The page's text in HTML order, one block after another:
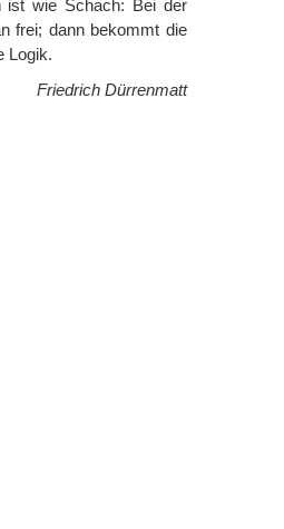
ist wie Schach: Bei der
frei; dann bekommt die
Logik.
Friedrich Dürrenmatt